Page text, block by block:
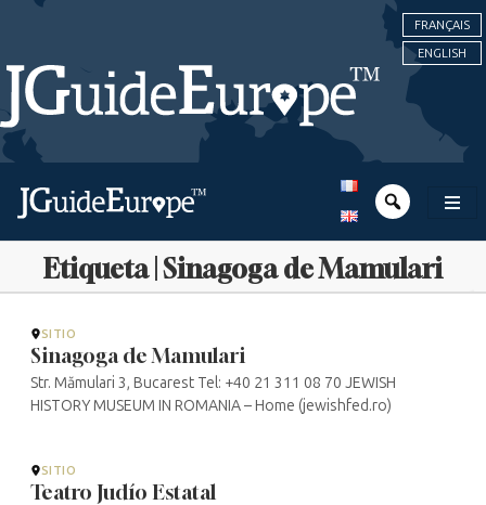
FRANÇAIS
ENGLISH
Etiqueta | Sinagoga de Mamulari
SITIO
Sinagoga de Mamulari
Str. Mămulari 3, Bucarest Tel: +40 21 311 08 70 JEWISH
HISTORY MUSEUM IN ROMANIA – Home (jewishfed.ro)
SITIO
Teatro Judío Estatal